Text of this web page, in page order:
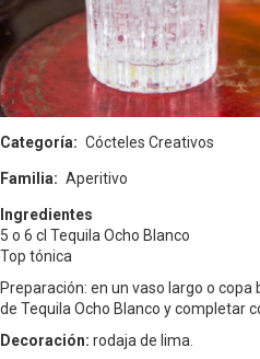
Categoría Cócteles Creativos
Familia Aperitivo
Ingredientes
5 o 6 cl Tequila Ocho Blanco
Top tónica
Preparación: en un vaso largo o copa
de Tequila Ocho Blanco y completar
Decoración: rodaja de lima.